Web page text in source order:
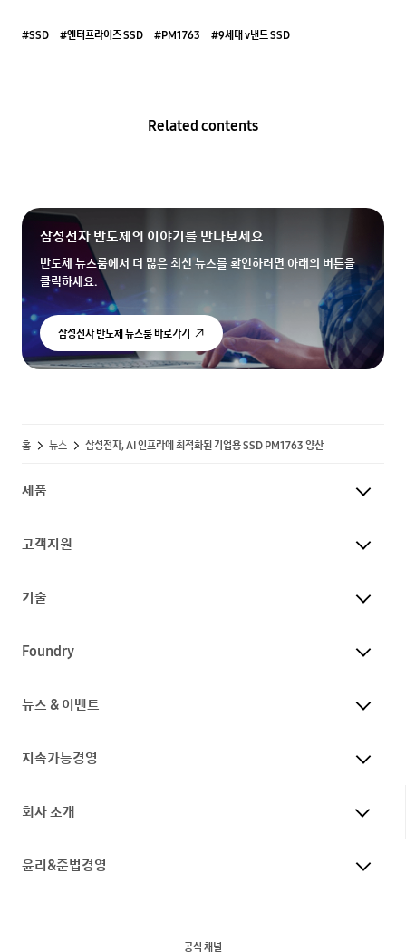
#SSD #엔터프라이즈 SSD #PM1763 #9세대 v낸드 SSD
Related contents
삼성전자 반도체의 이야기를 만나보세요
반도체 뉴스룸에서 더 많은 최신 뉴스를 확인하려면 아래의 버튼을
클릭하세요.
삼성전자 반도체 뉴스룸 바로가기
홈 뉴스 삼성전자, AI 인프라에 최적화된 기업용 SSD PM1763 양산
제품
고객지원
기술
Foundry
뉴스 & 이벤트
지속가능경영
회사 소개
윤리&준법경영
공식 채널